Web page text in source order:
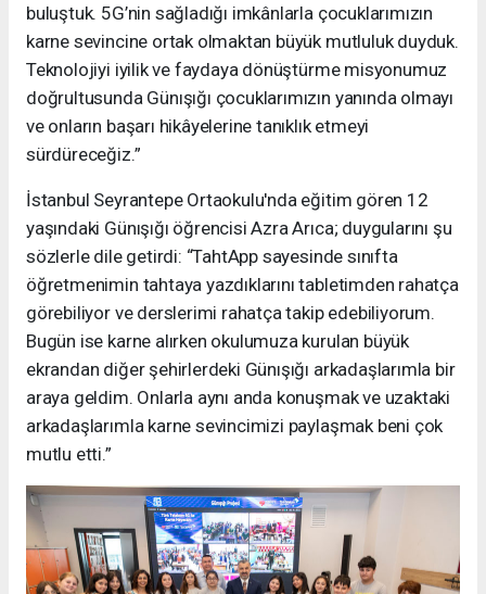
buluştuk. 5G’nin sağladığı imkânlarla çocuklarımızın
karne sevincine ortak olmaktan büyük mutluluk duyduk.
Teknolojiyi iyilik ve faydaya dönüştürme misyonumuz
doğrultusunda Günışığı çocuklarımızın yanında olmayı
ve onların başarı hikâyelerine tanıklık etmeyi
sürdüreceğiz.”
İstanbul Seyrantepe Ortaokulu'nda eğitim gören 12
yaşındaki Günışığı öğrencisi Azra Arıca; duygularını şu
sözlerle dile getirdi: “TahtApp sayesinde sınıfta
öğretmenimin tahtaya yazdıklarını tabletimden rahatça
görebiliyor ve derslerimi rahatça takip edebiliyorum.
Bugün ise karne alırken okulumuza kurulan büyük
ekrandan diğer şehirlerdeki Günışığı arkadaşlarımla bir
araya geldim. Onlarla aynı anda konuşmak ve uzaktaki
arkadaşlarımla karne sevincimizi paylaşmak beni çok
mutlu etti.”